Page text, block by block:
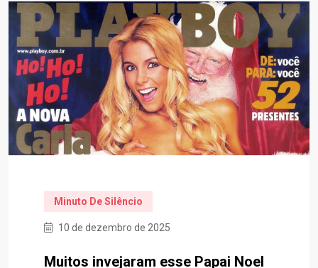
Minuto De Silêncio
10 de dezembro de 2025
Muitos invejaram esse Papai Noel